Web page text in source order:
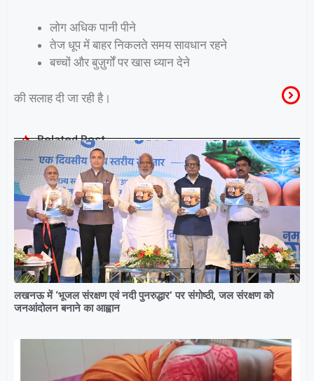
लोग अधिक पानी पीने
तेज धूप में बाहर निकलते समय सावधान रहने
बच्चों और बुज़ुर्गों पर खास ध्यान देने
की सलाह दी जा रही है।
Related Post
लखनऊ में ‘भूजल संरक्षण एवं नदी पुनरुद्धार’ पर संगोष्ठी, जल संरक्षण को
जनआंदोलन बनाने का आह्वान